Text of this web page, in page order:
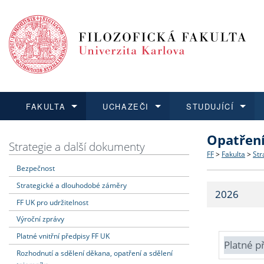
FAKULTA
Dozvědět se více
Struktura
Strategie
Fakultní
UCHAZEČI
Podat přihlášku
Co
Učitelské
STUDUJÍCÍ
Dozvědět se více
Dozvědět se více
O vědě a
Dozvědět se více
Aktuální
Strategie a další dokumenty
Bezpečnost
Strategické a dlouhodobé záměry
FF UK pro udržitelnost
Výroční zprávy
Platné vnitřní předpisy FF UK
Rozhodnutí a sdělení děkana, opatření a sdělení
FF > Fakulta >
2026
Platné